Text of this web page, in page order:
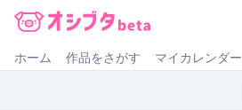
ホーム 作品をさがす マイカレンダー